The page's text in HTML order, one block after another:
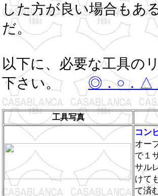
した方が良い場合もあ
だ。
以下に、必要な工具の
下さい。◎．○．△
工具写真
コン
オー
で１
サル
けて
て済